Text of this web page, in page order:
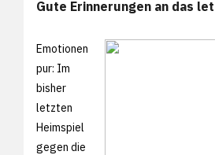
Gute Erinnerungen an das
Emotionen
pur: Im
bisher
letzten
Heimspiel
gegen die